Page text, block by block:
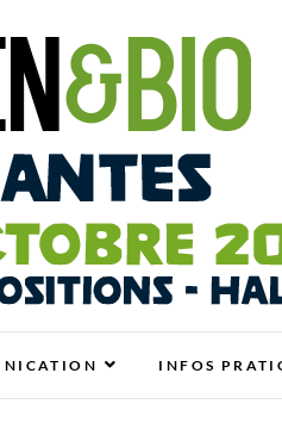
ET HABITAT SAIN
INFOS